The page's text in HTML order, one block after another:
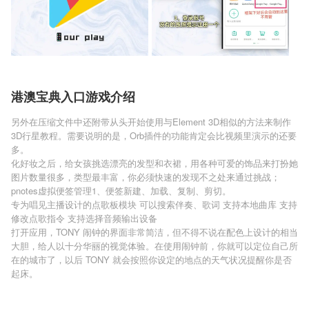
港澳宝典入口游戏介绍
另外在压缩文件中还附带从头开始使用与Element 3D相似的方法来制作
3D行星教程。需要说明的是，Orb插件的功能肯定会比视频里演示的还要
多。
化好妆之后，给女孩挑选漂亮的发型和衣裙，用各种可爱的饰品来打扮她
图片数量很多，类型最丰富，你必须快速的发现不之处来通过挑战；
pnotes虚拟便签管理1、便签新建、加载、复制、剪切。
专为唱见主播设计的点歌板模块 可以搜索伴奏、歌词 支持本地曲库 支持
修改点歌指令 支持选择音频输出设备
打开应用，TONY 闹钟的界面非常简洁，但不得不说在配色上设计的相当
大胆，给人以十分华丽的视觉体验。在使用闹钟前，你就可以定位自己所
在的城市了，以后 TONY 就会按照你设定的地点的天气状况提醒你是否
起床。